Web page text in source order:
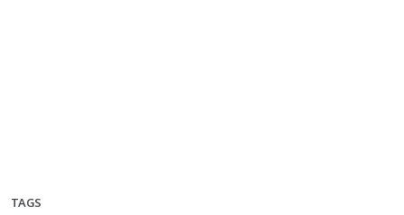
TAGS